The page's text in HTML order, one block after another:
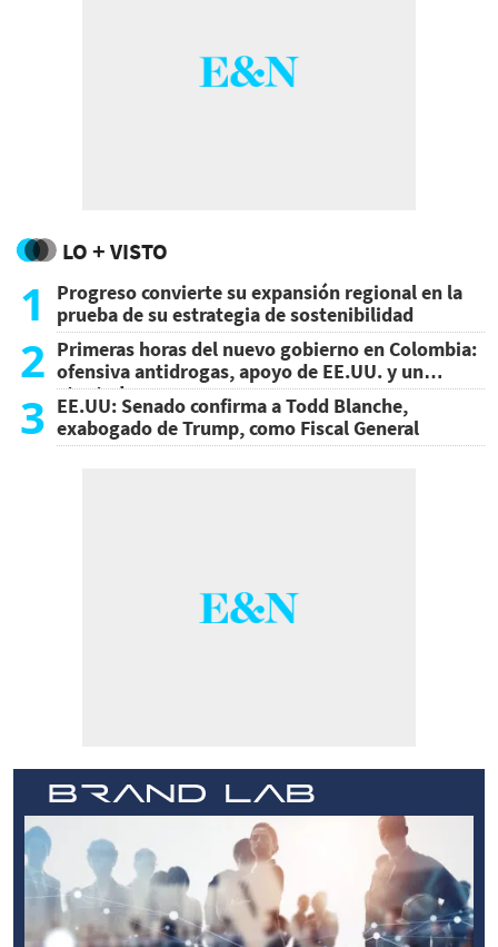
LO + VISTO
1
Progreso convierte su expansión regional en la
prueba de su estrategia de sostenibilidad
2 Primeras horas del nuevo gobierno en Colombia:
ofensiva antidrogas, apoyo de EE.UU. y un
atentado
3 EE.UU: Senado confirma a Todd Blanche,
exabogado de Trump, como Fiscal General